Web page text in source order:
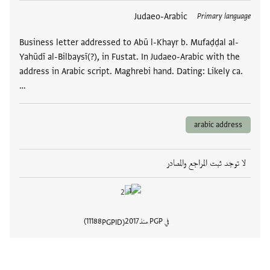
Primary language
Judaeo-Arabic
Business letter addressed to Abū l-Khayr b. Mufaḍḍal al-
Yahūdī al-Bilbaysī(?), in Fustat. In Judaeo-Arabic with the
address in Arabic script. Maghrebi hand. Dating: Likely ca.
…
العلامات
arabic address
لا توجد ثبت المراجع والمصادر
في PGP منذ 2017
PGPID
11188